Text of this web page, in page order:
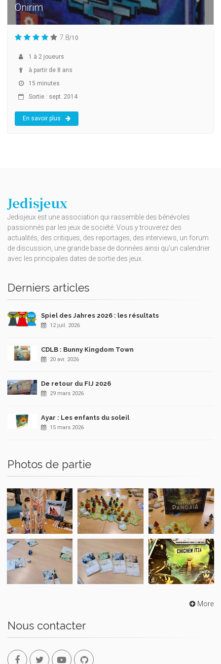
Onirim
7.8/10
1 à 2 joueurs
à partir de 8 ans
15 minutes
Sortie : sept. 2014
En savoir plus
Jedisjeux
Jedisjeux est une association qui rassemble des bénévoles
passionnés par les jeux de société. Vous y trouverez des
actualités, des critiques, des reportages, des interviews, un forum
de discussion, une grande base de données ainsi qu’un calendrier
avec les principales dates de sortie des jeux.
Derniers articles
Spiel des Jahres 2026 : les résultats
12 juil. 2026
CDLB : Bunny Kingdom Town
20 avr. 2026
De retour du FIJ 2026
29 mars 2026
Ayar : Les enfants du soleil
15 mars 2026
Photos de partie
More
Nous contacter